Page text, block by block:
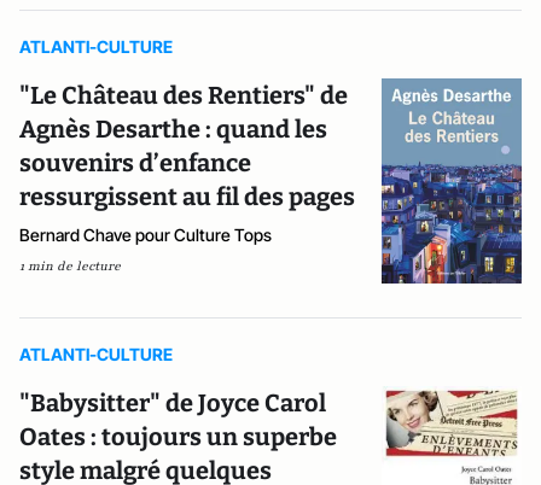
ATLANTI-CULTURE
"Le Château des Rentiers" de
Agnès Desarthe : quand les
souvenirs d’enfance
ressurgissent au fil des pages
Bernard Chave pour Culture Tops
1 min de lecture
ATLANTI-CULTURE
"Babysitter" de Joyce Carol
Oates : toujours un superbe
style malgré quelques